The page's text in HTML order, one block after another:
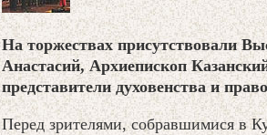
На торжествах присутствовали
Анастасий, Архиепископ
представители духовенства и
Перед зрителями, собравшимися в